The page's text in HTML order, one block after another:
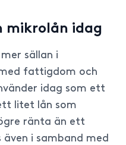
mikrolån idag
sällan i
fattigdom och
idag som ett
litet lån som
ränta än ett
i samband med